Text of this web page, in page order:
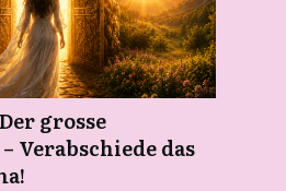
grosse
Verabschiede das